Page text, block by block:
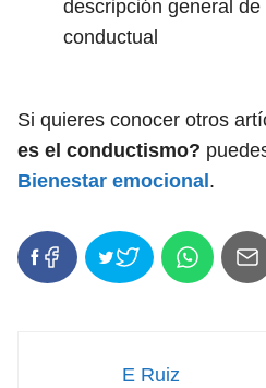
descripción general
conductual
Si quieres conocer otros
es el conductismo?
Bienestar emocional .
E Ruiz